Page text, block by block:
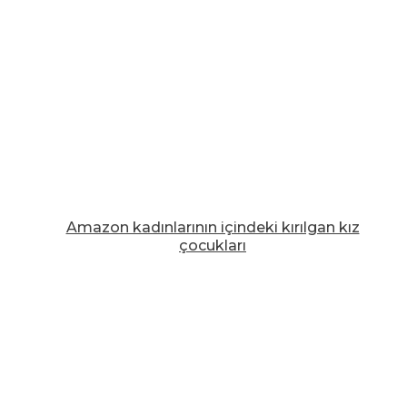
Amazon kadınlarının içindeki kırılgan kız
çocukları